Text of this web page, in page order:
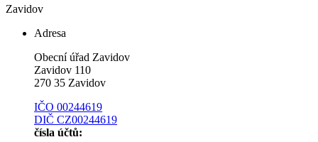
Zavidov
Adresa
Obecní úřad Zavidov
Zavidov 110
270 35 Zavidov
IČO 00244619
DIČ CZ00244619
čísla účtů: